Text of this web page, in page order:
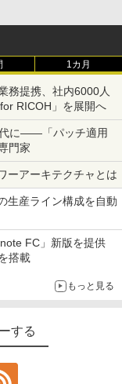
1カ月
務提携、社内6000人
RICOH」を展開へ
に――「パッチ適用
門家
ーアーキテクチャとは
生産ライン構成を自動
FC」新版を提供
搭載
もっと見る
する